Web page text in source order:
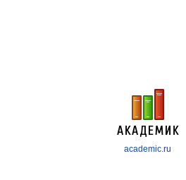
academic.ru